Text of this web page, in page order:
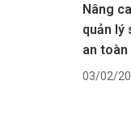
Nâng
quản lý
an
03/02/